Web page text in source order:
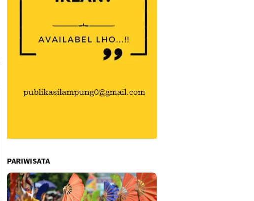
PARIWISATA